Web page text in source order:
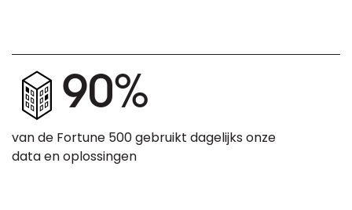
90%
van de Fortune 500 gebruikt dagelijks onze
data en oplossingen